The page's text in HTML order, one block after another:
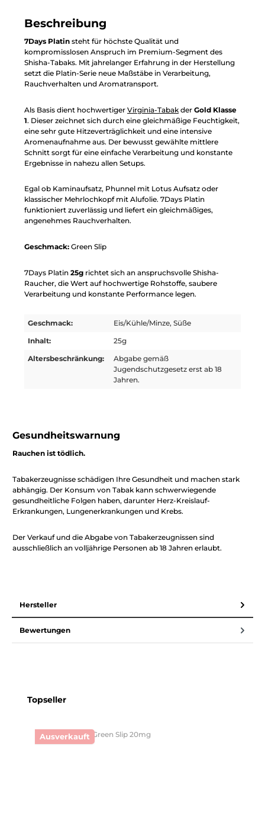
Beschreibung
7Days Platin steht für höchste Qualität und
kompromisslosen Anspruch im Premium-Segment des
Shisha-Tabaks. Mit jahrelanger Erfahrung in der Herstellung
setzt die Platin-Serie neue Maßstäbe in Verarbeitung,
Rauchverhalten und Aromatransport.
Als Basis dient hochwertiger Virginia-Tabak der Gold Klasse
1. Dieser zeichnet sich durch eine gleichmäßige Feuchtigkeit,
eine sehr gute Hitzeverträglichkeit und eine intensive
Aromenaufnahme aus. Der bewusst gewählte mittlere
Schnitt sorgt für eine einfache Verarbeitung und konstante
Ergebnisse in nahezu allen Setups.
Egal ob Kaminaufsatz, Phunnel mit Lotus Aufsatz oder
klassischer Mehrlochkopf mit Alufolie. 7Days Platin
funktioniert zuverlässig und liefert ein gleichmäßiges,
angenehmes Rauchverhalten.
Geschmack: Green Slip
7Days Platin 25g richtet sich an anspruchsvolle Shisha-
Raucher, die Wert auf hochwertige Rohstoffe, saubere
Verarbeitung und konstante Performance legen.
Geschmack:
Eis/Kühle/Minze, Süße
Inhalt:
25g
Altersbeschränkung:
Abgabe gemäß
Jugendschutzgesetz erst ab 18
Jahren.
Gesundheitswarnung
Rauchen ist tödlich.
Tabakerzeugnisse schädigen Ihre Gesundheit und machen stark
abhängig. Der Konsum von Tabak kann schwerwiegende
gesundheitliche Folgen haben, darunter Herz-Kreislauf-
Erkrankungen, Lungenerkrankungen und Krebs.
Der Verkauf und die Abgabe von Tabakerzeugnissen sind
ausschließlich an volljährige Personen ab 18 Jahren erlaubt.
Hersteller
Bewertungen
Produktgalerie überspringen
Topseller
Ausverkauft